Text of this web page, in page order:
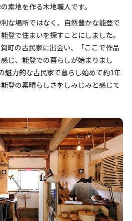
素地を作る木地職人です。
な場所ではなく、自然豊かな能登で
登で住まいを探すことにしました。
町の古民家に出会い、「ここで作品
じ、能登での暮らしが始まりまし
力的な古民家で暮らし始めて約1年――
登の素晴らしさをしみじみと感じて